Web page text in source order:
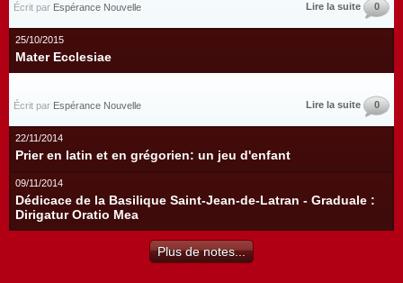
Écrit par Espérance Nouvelle Lire la suite 0
25/10/2015
Mater Ecclesiae
Écrit par Espérance Nouvelle Lire la suite 0
22/11/2014
Prier en latin et en grégorien: un jeu d'enfant
09/11/2014
Dédicace de la Basilique Saint-Jean-de-Latran - Graduale :
Dirigatur Oratio Mea
Plus de notes...